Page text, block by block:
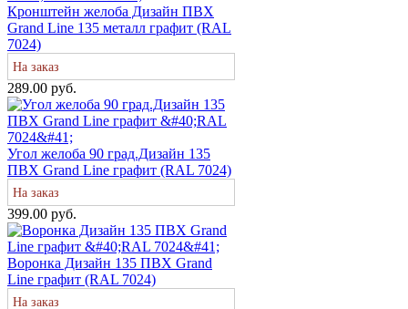
Кронштейн желоба Дизайн ПВХ
Grand Line 135 металл графит (RAL
7024)
На заказ
289.00 руб.
Угол желоба 90 град.Дизайн 135
ПВХ Grand Line графит (RAL 7024)
На заказ
399.00 руб.
Воронка Дизайн 135 ПВХ Grand
Line графит (RAL 7024)
На заказ